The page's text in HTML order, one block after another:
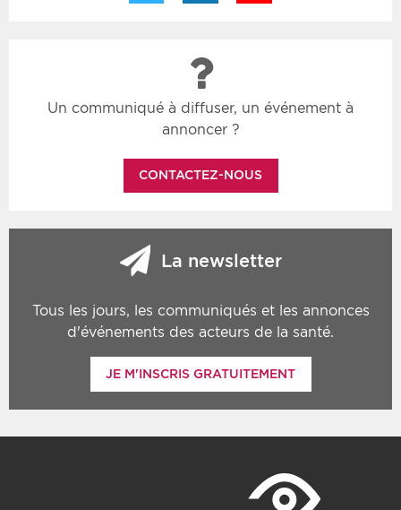
Un communiqué à diffuser, un événement à
annoncer ?
CONTACTEZ-NOUS
La newsletter
Tous les jours, les communiqués et les annonces
d'événements des acteurs de la santé.
JE M'INSCRIS GRATUITEMENT